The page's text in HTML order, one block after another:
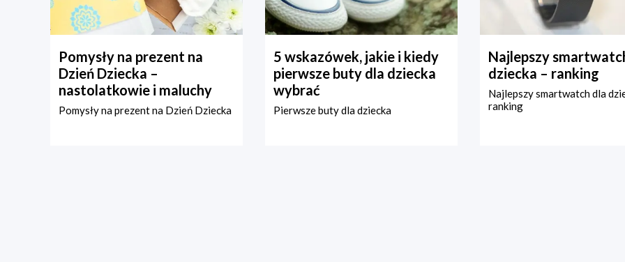
Pomysły na prezent na
Dzień Dziecka –
nastolatkowie i maluchy
Pomysły na prezent na Dzień Dziecka
5 wskazówek, jakie i kiedy
pierwsze buty dla dziecka
wybrać
Pierwsze buty dla dziecka
Najlepszy
dziecka – ranking
Najlepszy smartwatch dla
ranking